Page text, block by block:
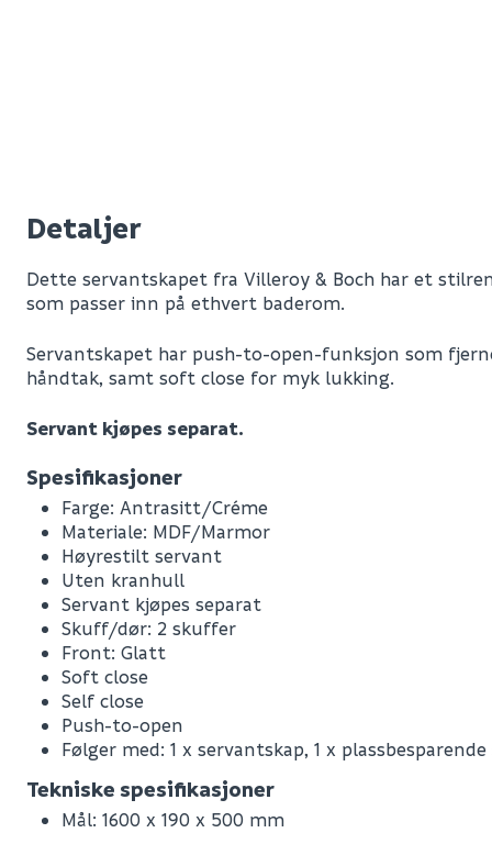
Detaljer
Dette servantskapet fra Villeroy & Boch har et
som passer inn på ethvert baderom.
Servantskapet har push-to-open-funksjon som
håndtak, samt soft close for myk lukking.
Servant kjøpes separat.
Spesifikasjoner
Farge: Antrasitt/Créme
Materiale: MDF/Marmor
Høyrestilt servant
Uten kranhull
Servant kjøpes separat
Skuff/dør: 2 skuffer
Front: Glatt
Soft close
Self close
Push-to-open
Følger med: 1 x servantskap, 1 x
Tekniske spesifikasjoner
Mål: 1600 x 190 x 500 mm
Leverandørens varenummer
Nobb No